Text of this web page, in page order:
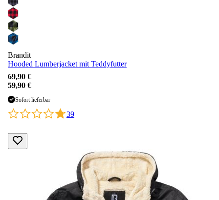
Brandit
Hooded Lumberjacket mit Teddyfutter
69,90 €
59,90 €
Sofort lieferbar
39